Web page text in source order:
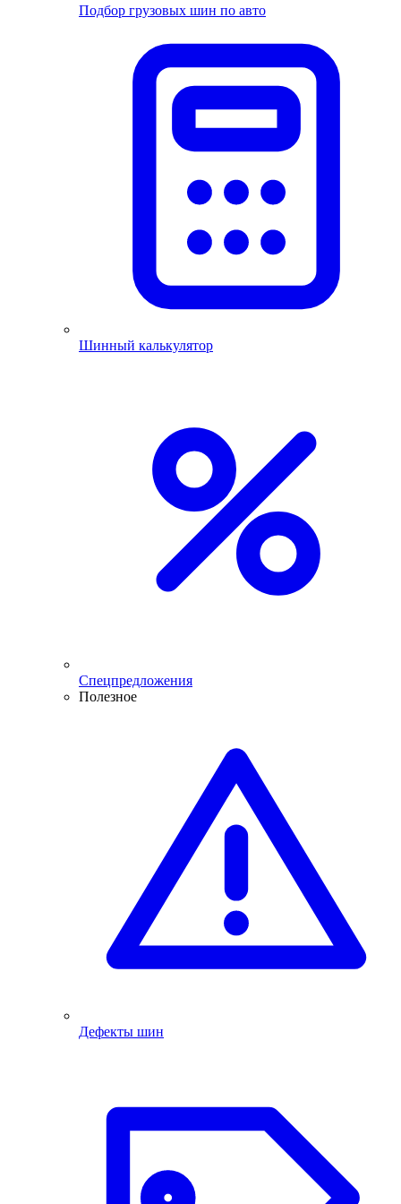
Подбор грузовых шин по авто
Шинный калькулятор
Спецпредложения
Полезное
Дефекты шин